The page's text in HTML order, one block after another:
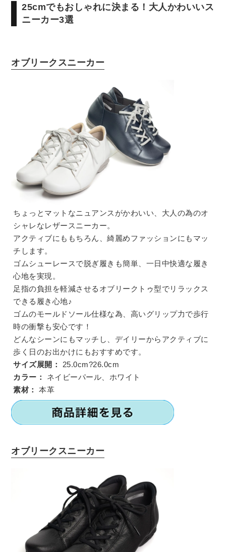
25cmでもおしゃれに決まる！大人かわいいス
ニーカー3選
オブリークスニーカー
ちょっとマットなニュアンスがかわいい、大人の為のオ
シャレなレザースニーカー。
アクティブにももちろん、綺麗めファッションにもマッ
チします。
ゴムシューレースで脱ぎ履きも簡単、一日中快適な履き
心地を実現。
足指の負担を軽減させるオブリークトゥ型でリラックス
できる履き心地♪
ゴムのモールドソール仕様な為、高いグリップ力で歩行
時の衝撃も安心です！
どんなシーンにもマッチし、デイリーからアクティブに
歩く日のお出かけにもおすすめです。
サイズ展開：
25.0cm?26.0cm
カラー：
ネイビーパール、ホワイト
素材：
本革
オブリークスニーカー